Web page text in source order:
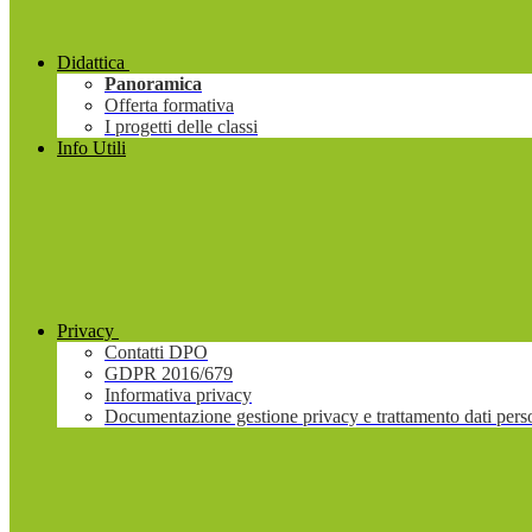
Didattica
Panoramica
Offerta formativa
I progetti delle classi
Info Utili
Privacy
Contatti DPO
GDPR 2016/679
Informativa privacy
Documentazione gestione privacy e trattamento dati